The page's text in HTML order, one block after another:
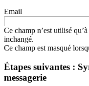
Email
Ce champ n’est utilisé
inchangé.
Ce champ est masqué
Étapes suivantes :
messagerie